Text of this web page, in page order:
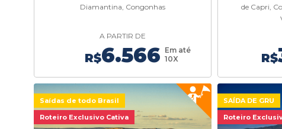
Diamantina, Congonhas
A PARTIR DE
R$6.566 Em até
10X
de Capri,
R$
Saídas de todo Brasil
Roteiro Exclusivo Cativa
SAÍDA DE GRU
Roteiro